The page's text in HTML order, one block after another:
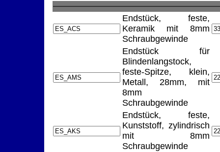
Endstück, feste,
Keramik mit 8mm
Schraubgewinde
Endstück für
Blindenlangstock,
feste-Spitze, klein,
Metall, 28mm, mit
8mm
Schraubgewinde
Endstück, feste,
Kunststoff, zylindrisch
mit 8mm
Schraubgewinde